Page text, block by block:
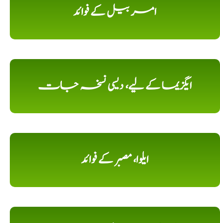
امر بیل کے فوائد
ایگزیما کے لیے، دیسی نسخہ جات
ایلوا، مصبر کے فوائد